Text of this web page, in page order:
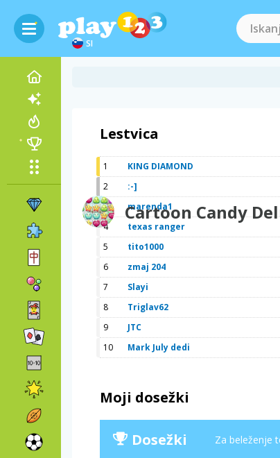
SI
Cartoon Candy
Lestvica
1 KING DIAMOND
2
:-]
3
marenda1
4
texas ranger
5
tito1000
6
zmaj 204
7
Slayi
8
Triglav62
9
JTC
10
Mark July dedi
Moji dosežki
Dosežki Za beleženje